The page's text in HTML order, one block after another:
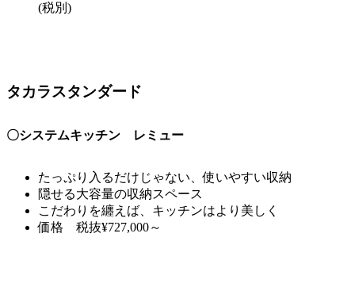
(税別)
タカラスタンダード
〇システムキッチン レミュー
たっぷり入るだけじゃない、使いやすい収納
隠せる大容量の収納スペース
こだわりを纏えば、キッチンはより美しく
価格 税抜¥727,000～